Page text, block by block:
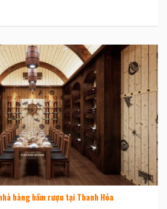
hàng hầm rượu tại Thanh Hóa